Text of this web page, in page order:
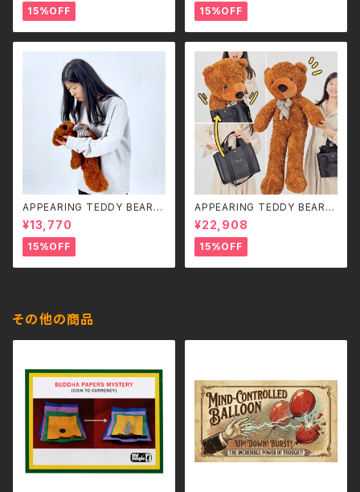
WAYラジコン（2.4GHz・USB充
電式）
15%OFF 15%OFF
APPEARING TEDDY BEAR
（SMALL）
¥13,770
15%OFF
APPEARING TEDDY BEAR
（MEDIUM）
¥22,908
15%OFF
その他の商品